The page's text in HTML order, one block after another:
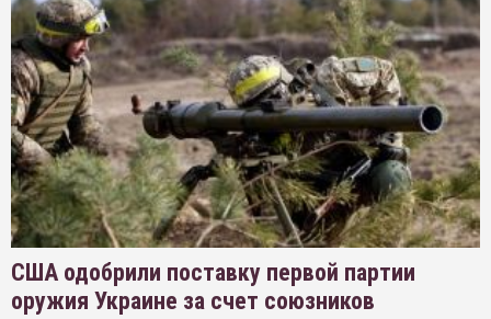
США одобрили поставку первой партии
оружия Украине за счет союзников